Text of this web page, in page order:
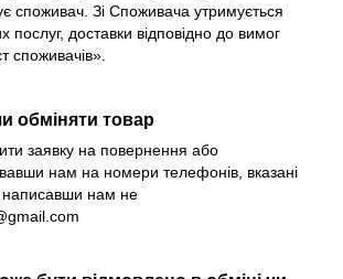
споживач. Зі Споживача утримується
послуг, доставки відповідно до вимог
споживачів».
обміняти товар
заявку на повернення або
нам на номери телефонів, вказані
написавши нам не